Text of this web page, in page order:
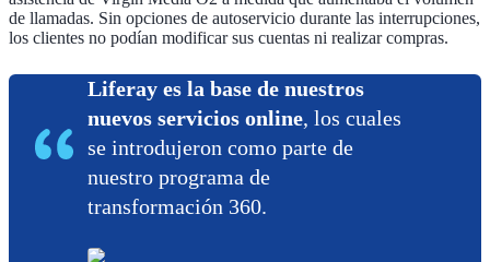
de llamadas. Sin opciones de autoservicio durante las interrupciones,
los clientes no podían modificar sus cuentas ni realizar compras.
Liferay es la base de nuestros
nuevos servicios online, los cuales
se introdujeron como parte de
nuestro programa de
transformación 360.